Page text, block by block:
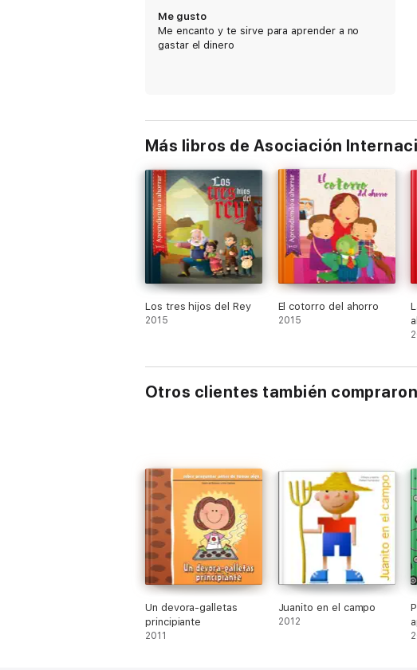
Me gusto
Me encanto y te sirve para aprender a no
gastar el dinero
Más libros de Asociación
Los tres hijos del Rey
2015
El cotorro del ahorro
2015
Otros clientes también compraron
Un devora-galletas
principiante
2011
Juanito en el campo
2012